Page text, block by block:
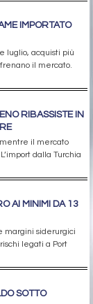
IMPORTATO
luglio, acquisti più
il mercato.
RIBASSISTE IN
il mercato
dalla Turchia
AI MINIMI DA 13
margini siderurgici
legati a Port
SOTTO